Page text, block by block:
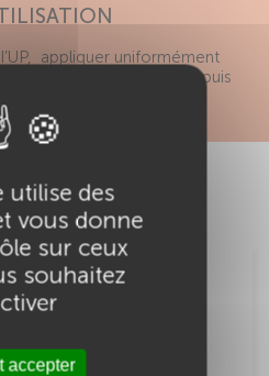
appliquer uniformément
laisser agir 5-10 min puis
utilise des
vous donne
sur ceux
souhaitez
accepter